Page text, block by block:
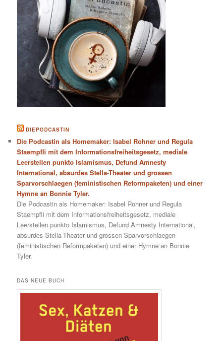
DIEPODCASTIN
Die Podcastin als Homemaker: Isabel Rohner und Regula
Staempfli mit dem Informationsfreiheitsgesetz, mediale
Leerstellen punkto Islamismus, Defund Amnesty
International, absurdes Stella-Theater und grossen
Sparvorschlaegen (feministischen Reformpaketen) und einer
Hymne an Bonnie Tyler.
Die Podcastin als Homemaker: Isabel Rohner und Regula
Staempfli mit dem Informationsfreiheitsgesetz, mediale
Leerstellen punkto Islamismus, Defund Amnesty International,
absurdes Stella-Theater und grossen Sparvorschlaegen
(feministischen Reformpaketen) und einer Hymne an Bonnie
Tyler.
DAS NEUE BUCH